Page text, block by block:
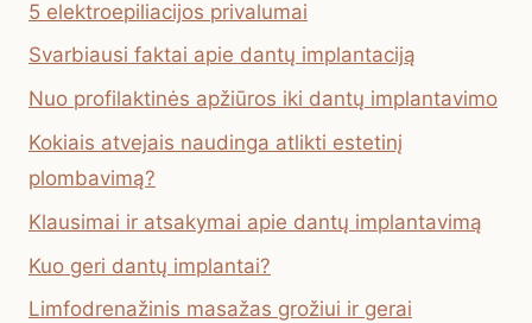
5 elektroepiliacijos privalumai
Svarbiausi faktai apie dantų implantaciją
Nuo profilaktinės apžiūros iki dantų implantavimo
Kokiais atvejais naudinga atlikti estetinį
plombavimą?
Klausimai ir atsakymai apie dantų implantavimą
Kuo geri dantų implantai?
Limfodrenažinis masažas grožiui ir gerai